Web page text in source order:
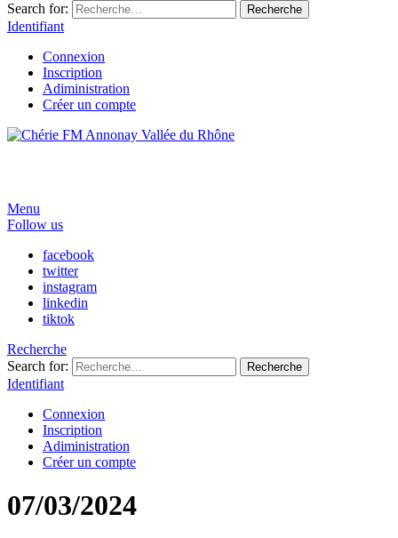
Search for:
Recherche
Identifiant
Connexion
Inscription
Adiministration
Créer un compte
Menu
Follow us
facebook
twitter
instagram
linkedin
tiktok
Recherche
Search for:
Recherche
Identifiant
Connexion
Inscription
Adiministration
Créer un compte
07/03/2024